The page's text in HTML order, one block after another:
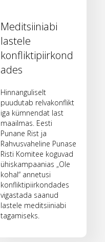
Meditsiiniabi
lastele
konfliktipiirkond
ades
Hinnanguliselt
puudutab relvakonflikt
iga kümnendat last
maailmas. Eesti
Punane Rist ja
Rahvusvaheline Punase
Risti Komitee koguvad
ühiskampaanias „Ole
kohal“ annetusi
konfliktipiirkondades
vigastada saanud
lastele meditsiiniabi
tagamiseks.